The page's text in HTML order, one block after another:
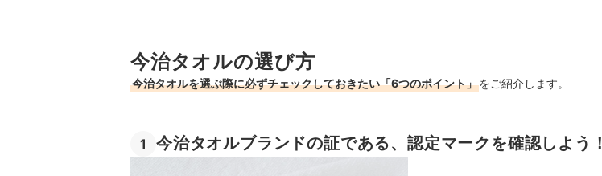
今治タオルの選び方
今治タオルを選ぶ際に必ずチェックしておきたい「6つのポイント」をご紹介します。
1 今治タオルブランドの証である、認定マークを確認しよう！